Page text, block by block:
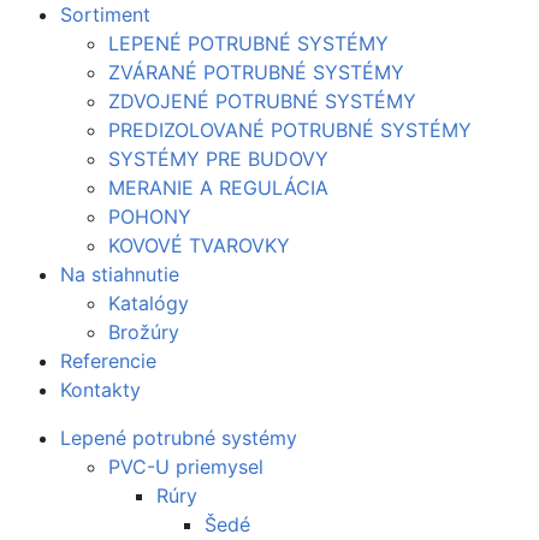
Sortiment
LEPENÉ POTRUBNÉ SYSTÉMY
ZVÁRANÉ POTRUBNÉ SYSTÉMY
ZDVOJENÉ POTRUBNÉ SYSTÉMY
PREDIZOLOVANÉ POTRUBNÉ SYSTÉMY
SYSTÉMY PRE BUDOVY
MERANIE A REGULÁCIA
POHONY
KOVOVÉ TVAROVKY
Na stiahnutie
Katalógy
Brožúry
Referencie
Kontakty
Lepené potrubné systémy
PVC-U priemysel
Rúry
Šedé